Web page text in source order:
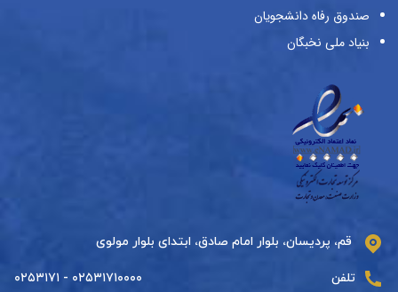
صندوق رفاه دانشجویان
بنیاد ملی نخبگان
قم، پردیسان، بلوار امام صادق، ابتدای بلوار مولوی
تلفن ۰۲۵۳۱۷۱۰۰۰۰ - ۰۲۵۳۱۷۱